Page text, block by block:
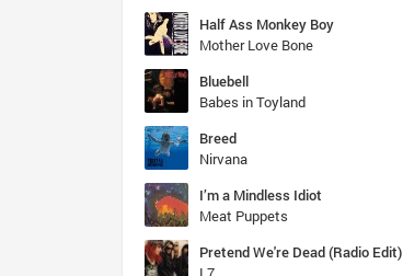
Half Ass Monkey Boy
Mother Love Bone
Bluebell
Babes in Toyland
Breed
Nirvana
I’m a Mindless Idiot
Meat Puppets
Pretend We're Dead (Radio Edit)